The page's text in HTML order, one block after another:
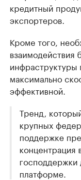
кредитный
экспортеров.
Кроме того,
взаимодействия
инфраструктуры
максимально
эффективной.
Тренд,
крупных
поддержке
концентрация
господдержки
платформе.